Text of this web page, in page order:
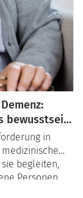
bewusstsein
in
begleiten,
Personen